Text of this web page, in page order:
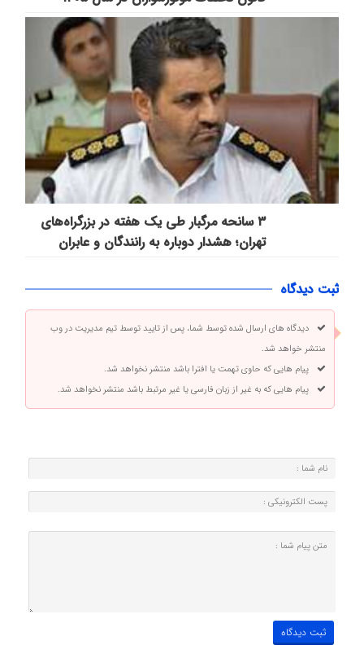
۳ سانحه مرگبار طی یک هفته در بزرگراه‌های
تهران؛ هشدار دوباره به رانندگان و عابران
ثبت دیدگاه
دیدگاه های ارسال شده توسط شما، پس از تایید توسط تیم مدیریت در وب
منتشر خواهد شد.
پیام هایی که حاوی تهمت یا افترا باشد منتشر نخواهد شد.
پیام هایی که به غیر از زبان فارسی یا غیر مرتبط باشد منتشر نخواهد شد.